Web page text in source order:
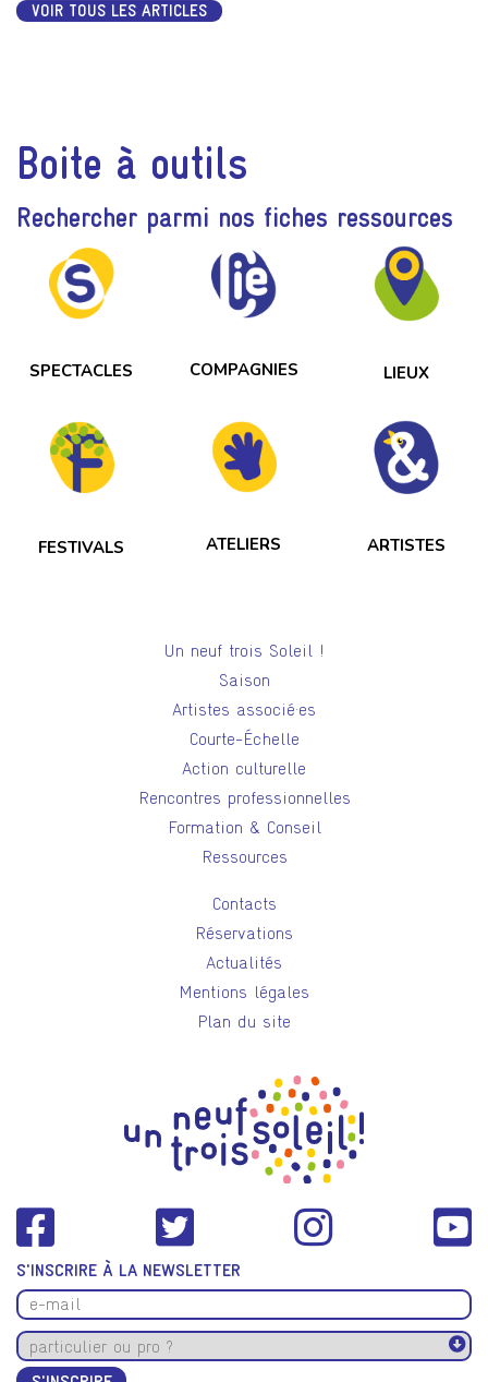
VOIR TOUS LES ARTICLES
Boite à outils
Rechercher parmi nos fiches ressources
SPECTACLES COMPAGNIES LIEUX
FESTIVALS ATELIERS ARTISTES
Un neuf trois Soleil !
Saison
Artistes associé·es
Courte-Échelle
Action culturelle
Rencontres professionnelles
Formation & Conseil
Ressources
Contacts
Réservations
Actualités
Mentions légales
Plan du site
S'INSCRIRE À LA NEWSLETTER